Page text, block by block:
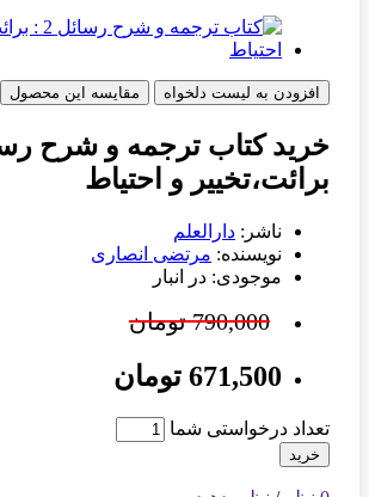
افزودن به لیست دلخواه مقایسه این محصول
برائت،تخییر و احتیاط
ناشر: دارالعلم
نویسنده: مرتضی انصاری
موجودی: در انبار
790,000 تومان
671,500 تومان
تعداد درخواستی شما
خرید